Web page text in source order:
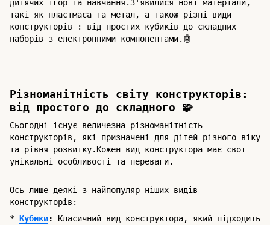
дитячих ігор та навчання.З'явилися нові матеріали,
такі як пластмаса та метал, а також різні види
конструкторів : від простих кубиків до складних
наборів з електронними компонентами.🤖
Різноманітність світу конструкторів:
від простого до складного 🧩
Сьогодні існує величезна різноманітність
конструкторів, які призначені для дітей різного віку
та рівня розвитку.Кожен вид конструктора має свої
унікальні особливості та переваги.
Ось лише деякі з найпопуляр ніших видів
конструкторів:
* Кубики: Класичний вид конструктора, який підходить